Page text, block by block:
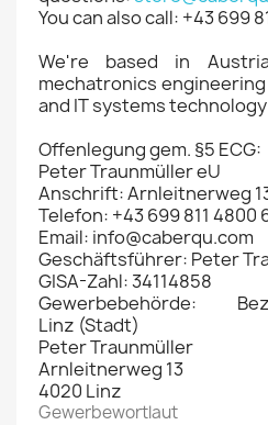
You can also call: +43 699
We're based in
mechatronics
and IT systems
Offenlegung gem. §5 ECG:
Peter Traunmüller eU
Anschrift: Arnleitnerweg
Telefon: +43 699 811 4800
Email: info@caberqu.com
Geschäftsführer: Peter
GISA-Zahl: 34114858
Gewerbebehörde:
Linz (Stadt)
Peter Traunmüller
Arnleitnerweg 13
4020 Linz
Gewerbewortlaut